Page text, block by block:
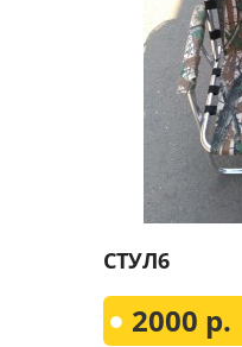
СТУЛ6
2000 р.